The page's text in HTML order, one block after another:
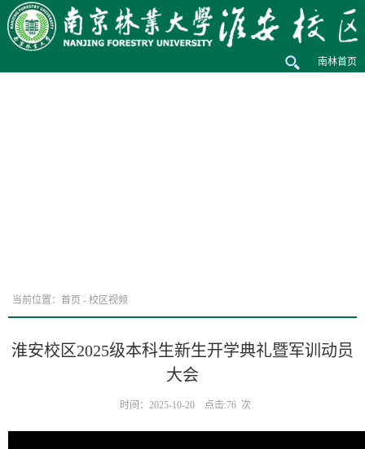
南林首页
当前位置： 首页 - 校区视频
淮安校区2025级本科生新生开学典礼暨军训动员
大会
时间：2025-10-20 点击:76 次